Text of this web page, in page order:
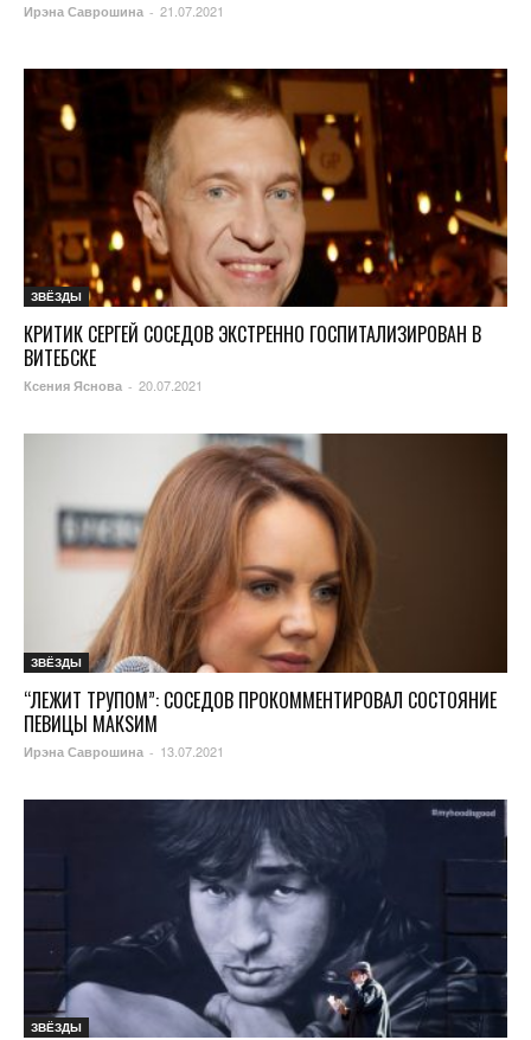
Ирэна Саврошина - 21.07.2021
ЗВЁЗДЫ
КРИТИК СЕРГЕЙ СОСЕДОВ ЭКСТРЕННО ГОСПИТАЛИЗИРОВАН В
ВИТЕБСКЕ
Ксения Яснова - 20.07.2021
ЗВЁЗДЫ
“ЛЕЖИТ ТРУПОМ”: СОСЕДОВ ПРОКОММЕНТИРОВАЛ СОСТОЯНИЕ
ПЕВИЦЫ МАКSИМ
Ирэна Саврошина - 13.07.2021
ЗВЁЗДЫ